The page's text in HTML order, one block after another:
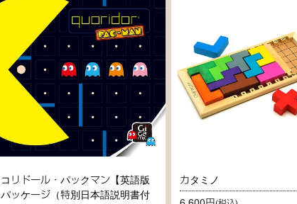
コリドール・パックマン【英語版
パッケージ（特別日本語説明書付
カタミノ